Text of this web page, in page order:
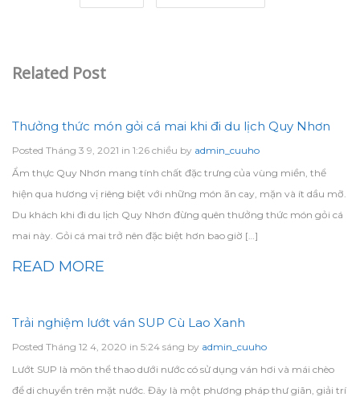
Related Post
Thưởng thức món gỏi cá mai khi đi du lịch Quy Nhơn
Posted Tháng 3 9, 2021 in 1:26 chiều by admin_cuuho
Ẩm thực Quy Nhơn mang tính chất đặc trưng của vùng miền, thể
hiện qua hương vị riêng biệt với những món ăn cay, mặn và ít dầu mỡ.
Du khách khi đi du lịch Quy Nhơn đừng quên thưởng thức món gỏi cá
mai này. Gỏi cá mai trở nên đặc biệt hơn bao giờ […]
READ MORE
Trải nghiệm lướt ván SUP Cù Lao Xanh
Posted Tháng 12 4, 2020 in 5:24 sáng by admin_cuuho
Lướt SUP là môn thể thao dưới nước có sử dụng ván hơi và mái chèo
để di chuyển trên mặt nước. Đây là một phương pháp thư giãn, giải trí